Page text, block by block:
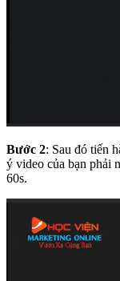
Bước 2: Sau đó tiến
ý video của bạn phải
60s.